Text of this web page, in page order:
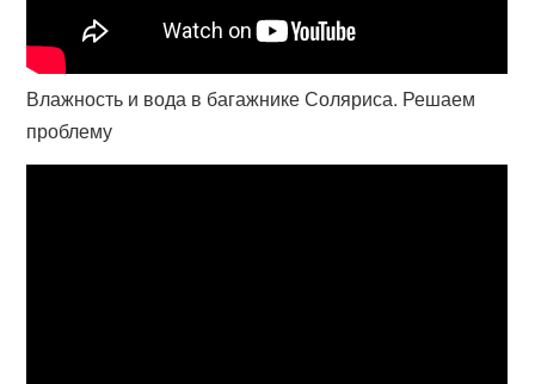
Влажность и вода в багажнике Соляриса. Решаем
проблему